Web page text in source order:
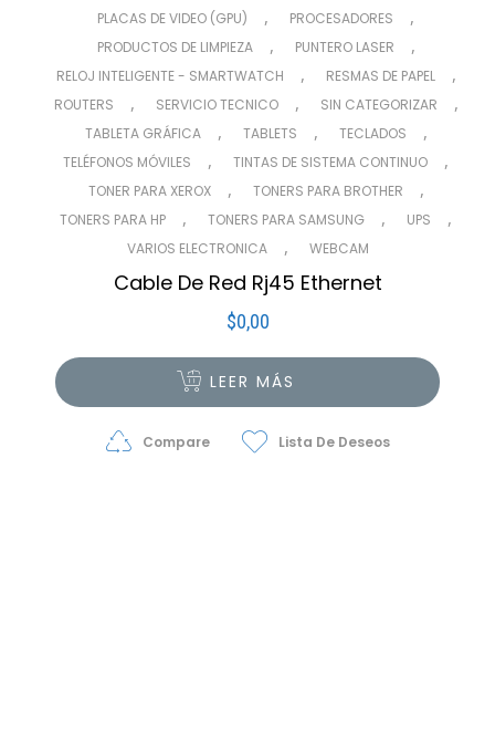
PLACAS DE VIDEO (GPU) , PROCESADORES ,
PRODUCTOS DE LIMPIEZA , PUNTERO LASER ,
RELOJ INTELIGENTE - SMARTWATCH , RESMAS DE PAPEL ,
ROUTERS , SERVICIO TECNICO , SIN CATEGORIZAR ,
TABLETA GRÁFICA , TABLETS , TECLADOS ,
TELÉFONOS MÓVILES , TINTAS DE SISTEMA CONTINUO ,
TONER PARA XEROX , TONERS PARA BROTHER ,
TONERS PARA HP , TONERS PARA SAMSUNG , UPS ,
VARIOS ELECTRONICA , WEBCAM
Cable De Red Rj45 Ethernet
$0,00
LEER MÁS
Compare Lista De Deseos